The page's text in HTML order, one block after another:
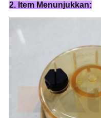
2. Item Menunjukkan: